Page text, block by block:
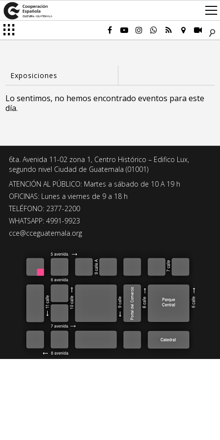
Lo sentimos, no hemos encontrado eventos para este
día.
6ta. Avenida 11-02 zona 1, Centro Histórico – Edifico Lux,
segundo nivel Ciudad de Guatemala (01001)
ATENCIÓN AL PÚBLICO: Martes a sábado de 10 A 19 h
OFICINAS: Lunes a viernes de 9 a 18 h
TELÉFONO: 2377-2200
WHATSAPP: 4991-9923
cce@cceguatemala.org